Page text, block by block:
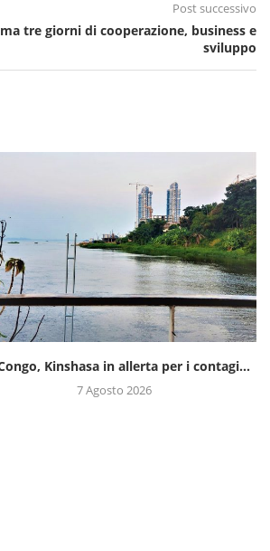
Post successivo
tre giorni di cooperazione, business e
sviluppo
Kinshasa in allerta per i contagi...
7 Agosto 2026